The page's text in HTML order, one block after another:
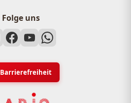
Folge uns
Barrierefreiheit